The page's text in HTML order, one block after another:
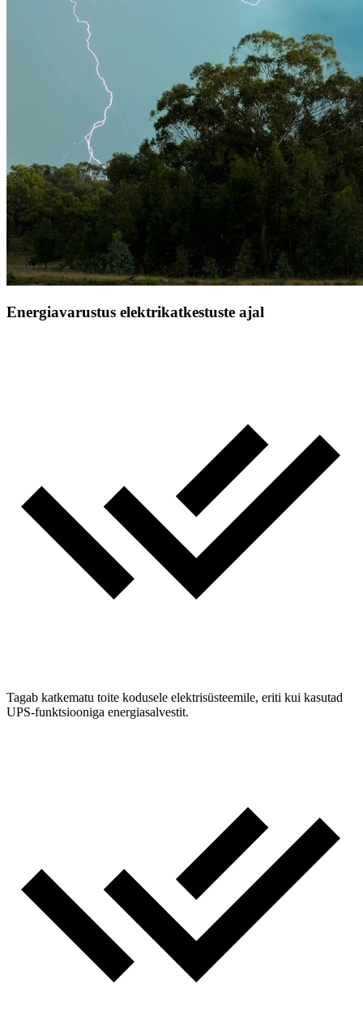
Energiavarustus elektrikatkestuste ajal
Tagab katkematu toite kodusele elektrisüsteemile, eriti kui kasutad
UPS-funktsiooniga energiasalvestit.